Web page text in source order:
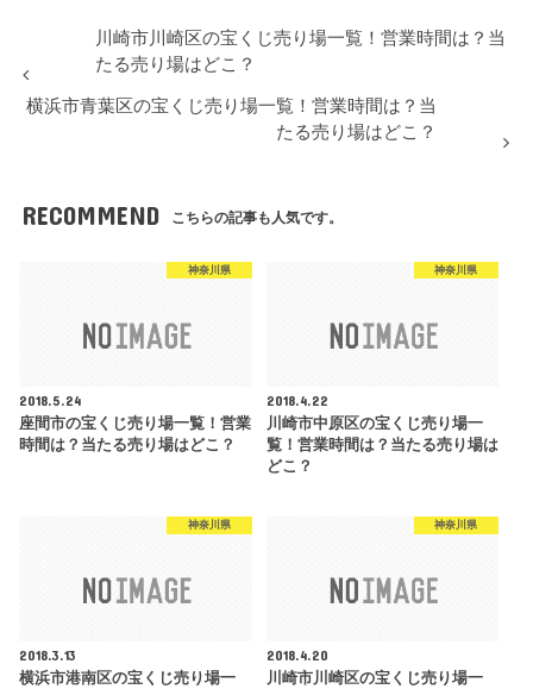
川崎市川崎区の宝くじ売り場一覧！営業時間は？当
たる売り場はどこ？
横浜市青葉区の宝くじ売り場一覧！営業時間は？当
たる売り場はどこ？
RECOMMEND こちらの記事も人気です。
神奈川県
2018.5.24
座間市の宝くじ売り場一覧！営業
時間は？当たる売り場はどこ？
神奈川県
2018.4.22
川崎市中原区の宝くじ売り場一
覧！営業時間は？当たる売り場は
どこ？
神奈川県
2018.3.13
横浜市港南区の宝くじ売り場一
神奈川県
2018.4.20
川崎市川崎区の宝くじ売り場一